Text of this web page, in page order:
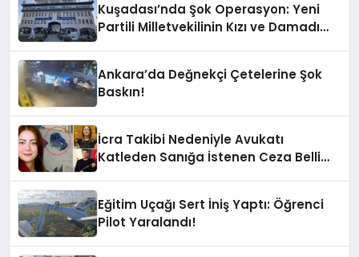
Kuşadası’nda Şok Operasyon: Yeni
Partili Milletvekilinin Kızı ve Damadı
Ankara’da Değnekçi Çetelerine Şok
Baskın!
İcra Takibi Nedeniyle Avukatı
Katleden Sanığa İstenen Ceza Belli
Eğitim Uçağı Sert İniş Yaptı: Öğrenci
Pilot Yaralandı!